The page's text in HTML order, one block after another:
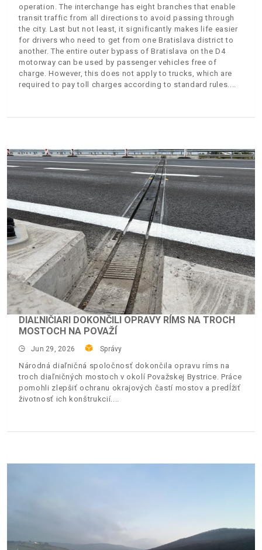
operation. The interchange has eight branches that enable
transit traffic from all directions to avoid passing through
the city. Last but not least, it significantly makes life easier
for drivers who need to get from one Bratislava district to
another. The entire outer bypass of Bratislava on the D4
motorway can be used by passenger vehicles free of
charge. However, this does not apply to trucks, which are
required to pay toll charges according to standard rules.
DIAĽNIČIARI DOKONČILI OPRAVY RÍMS NA TROCH
MOSTOCH NA POVAŽÍ
Jun 29, 2026 Správy
Národná diaľničná spoločnosť dokončila opravu ríms na
troch diaľničných mostoch v okolí Považskej Bystrice. Práce
pomohli zlepšiť ochranu okrajových častí mostov a predĺžiť
životnosť ich konštrukcií.